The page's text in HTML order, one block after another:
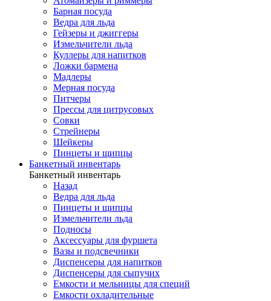
Барная посуда
Ведра для льда
Гейзеры и джиггеры
Измельчители льда
Куллеры для напитков
Ложки бармена
Мадлеры
Мерная посуда
Питчеры
Прессы для цитрусовых
Совки
Стрейнеры
Шейкеры
Пинцеты и щипцы
Банкетный инвентарь
Банкетный инвентарь
Назад
Ведра для льда
Пинцеты и щипцы
Измельчители льда
Подносы
Аксессуары для фуршета
Вазы и подсвечники
Диспенсеры для напитков
Диспенсеры для сыпучих
Емкости и мельницы для специй
Емкости охладительные